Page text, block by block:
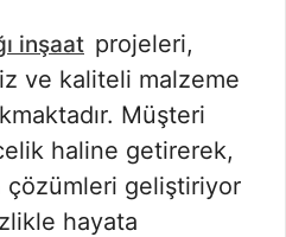
inşaat projeleri,
ve kaliteli malzeme
Müşteri
haline getirerek,
geliştiriyor
hayata